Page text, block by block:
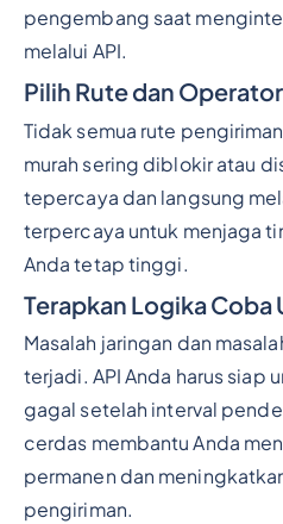
pengembang saat
melalui API.
Pilih Rute dan
Tidak semua rute
murah sering diblokir atau
tepercaya dan langsung
terpercaya untuk menjaga
Anda tetap tinggi.
Terapkan Logika Coba
Masalah jaringan dan
terjadi. API Anda harus siap
gagal setelah interval
cerdas membantu Anda
permanen dan
pengiriman.